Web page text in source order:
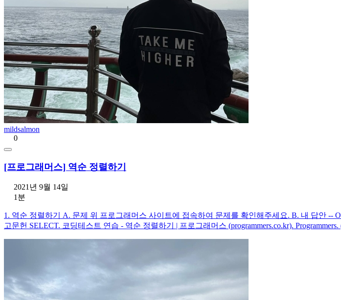
mildsalmon
0
[프로그래머스] 역순 정렬하기
2021년 9월 14일
1분
1. 역순 정렬하기 A. 문제 위 프로그래머스 사이트에 접속하여 문제를 확인해주세요. B. 내 답안
고문헌 SELECT. 코딩테스트 연습 - 역순 정렬하기 | 프로그래머스 (programmers.co.kr). Programmers.